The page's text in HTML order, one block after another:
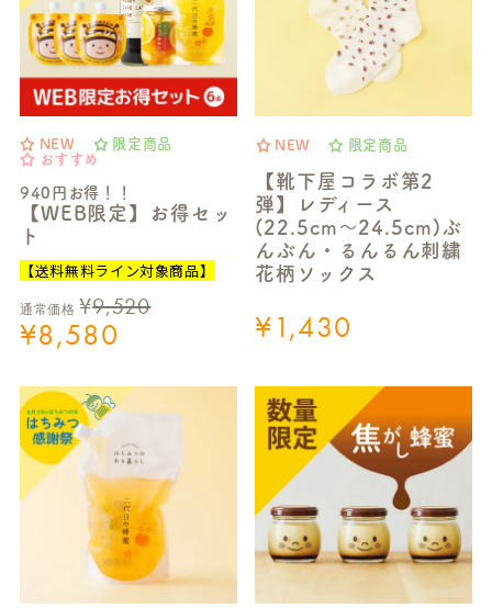
NEW
限定商品
おすすめ
940円お得！！
【WEB限定】お得セッ
ト
【送料無料ライン対象商品】
通常価格 ¥9,520
¥8,580
NEW 限定商品
【靴下屋コラボ第2
弾】レディース
(22.5cm～24.5cm)ぶ
んぶん・るんるん刺繍
花柄ソックス
¥1,430